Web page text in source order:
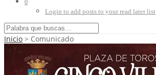
0
Login to add posts to your read later list
Inicio > Comunicado